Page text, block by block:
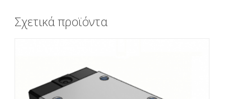
Σχετικά προϊόντα